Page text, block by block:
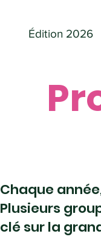
Édition 2026
Chaque
Plusieurs
clé sur la